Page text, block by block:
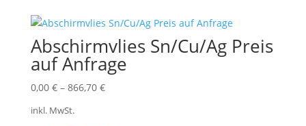
Abschirmvlies Sn/Cu/Ag Preis
auf Anfrage
0,00 €– 866,70 €
inkl. MwSt.